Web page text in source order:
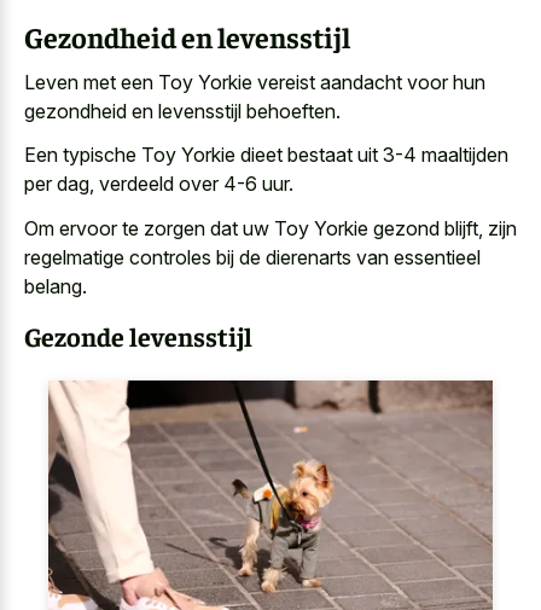
Gezondheid en levensstijl
Leven met een Toy Yorkie vereist aandacht voor hun
gezondheid en levensstijl behoeften.
Een typische Toy Yorkie dieet bestaat uit 3-4 maaltijden
per dag, verdeeld over 4-6 uur.
Om ervoor te zorgen dat uw Toy Yorkie gezond blijft, zijn
regelmatige controles bij de dierenarts van essentieel
belang.
Gezonde levensstijl